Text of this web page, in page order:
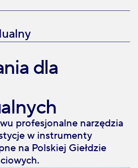
dla
profesjonalne narzędzia
w instrumenty
na Polskiej Giełdzie